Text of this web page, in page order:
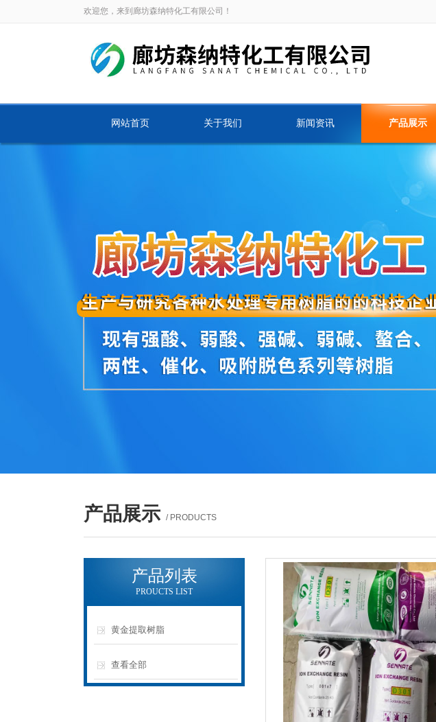
欢迎您，来到廊坊森纳特化工有限公司！
网站首页 关于我们 新闻资讯 产品展示
产品展示 / PRODUCTS
产品列表
PROUCTS LIST
黄金提取树脂
查看全部